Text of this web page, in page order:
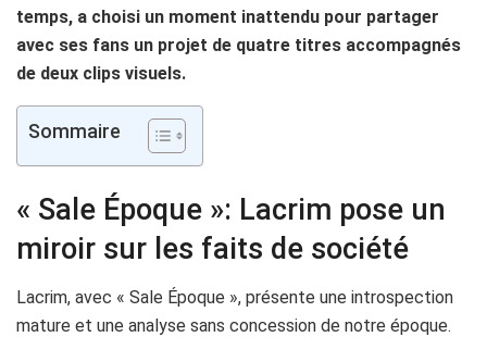
temps, a choisi un moment inattendu pour partager
avec ses fans un projet de quatre titres accompagnés
de deux clips visuels.
Sommaire
« Sale Époque »: Lacrim pose un
miroir sur les faits de société
Lacrim, avec « Sale Époque », présente une introspection
mature et une analyse sans concession de notre époque.